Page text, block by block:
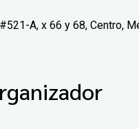
A, x 66 y 68, Centro,